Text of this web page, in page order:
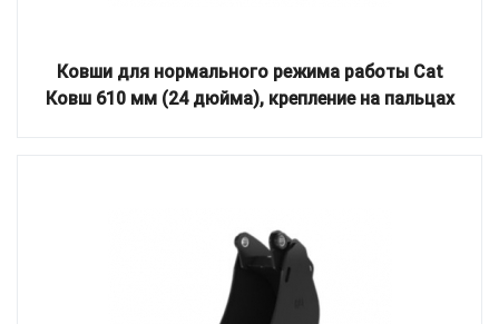
Ковши для нормального режима работы Cat
Ковш 610 мм (24 дюйма), крепление на пальцах